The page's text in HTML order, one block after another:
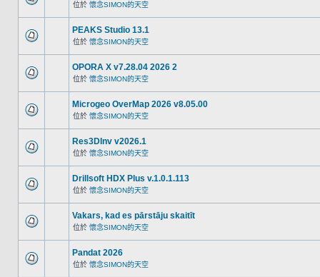
位於 懷念SIMON的天空
PEAKS Studio 13.1
位於 懷念SIMON的天空
OPORA X v7.28.04 2026 2
位於 懷念SIMON的天空
Microgeo OverMap 2026 v8.05.00
位於 懷念SIMON的天空
Res3DInv v2026.1
位於 懷念SIMON的天空
Drillsoft HDX Plus v.1.0.1.113
位於 懷念SIMON的天空
Vakars, kad es pārstāju skaitīt
位於 懷念SIMON的天空
Pandat 2026
位於 懷念SIMON的天空